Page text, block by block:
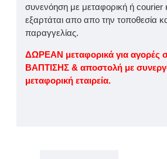
συνενόηση με μεταφορική ή courier
εξαρτάται απο απο την τοποθεσία
παραγγελίας.
ΔΩΡΕΑΝ μεταφορικά για αγορές
ΒΑΠΤΙΣΗΣ & αποστολή με
μεταφορική εταιρεία.